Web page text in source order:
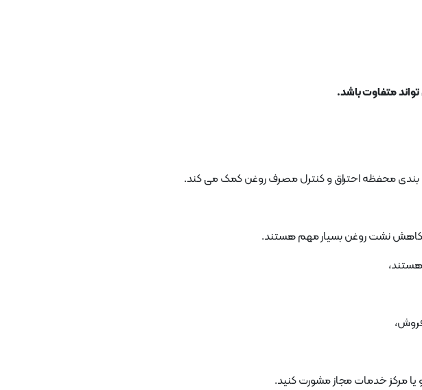
متفاوت باشد.
یا مرکز خدمات مجاز مشورت کنید.